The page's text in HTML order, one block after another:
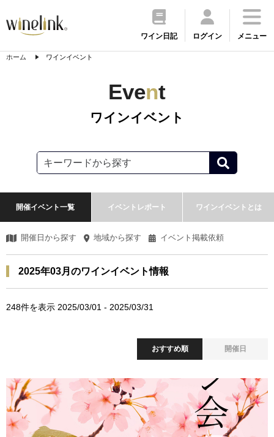
ワイン日記 ログイン メニュー
ホーム ワインイベント
Event
ワインイベント
開催イベント一覧 イベントレポート ワインイベントとは
開催日から探す 地域から探す イベント掲載依頼
2025年03月のワインイベント情報
248件を表示 2025/03/01 - 2025/03/31
開催日
おすすめ順